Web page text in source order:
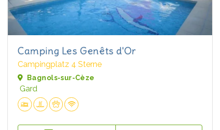
Camping Les Genêts d'Or
Campingplatz 4 Sterne
Bagnols-sur-Cèze
Gard